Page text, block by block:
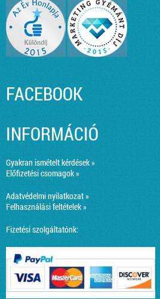
FACEBOOK
INFORMÁCIÓ
Gyakran ismételt kérdések »
Előfizetési csomagok »
Adatvédelmi nyilatkozat »
Felhasználási feltételek »
Fizetési szolgáltatónk: